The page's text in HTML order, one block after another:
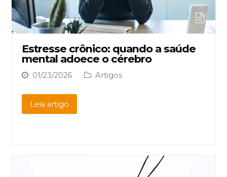
Estresse crônico: quando a saúde
mental adoece o cérebro
01/23/2026 Artigos
Leia artigo